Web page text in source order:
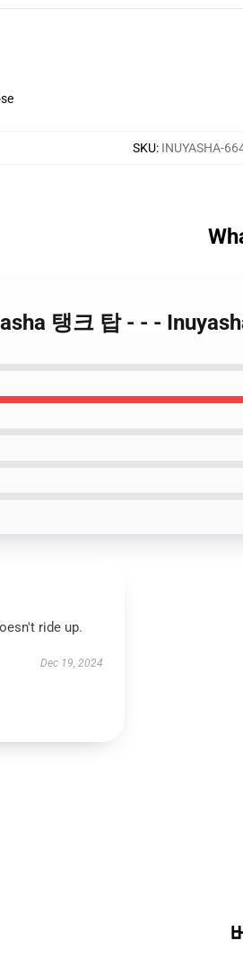
SKU: INUYASHA-
탱크 탑 - - -
ride up.
Dec 19, 2024